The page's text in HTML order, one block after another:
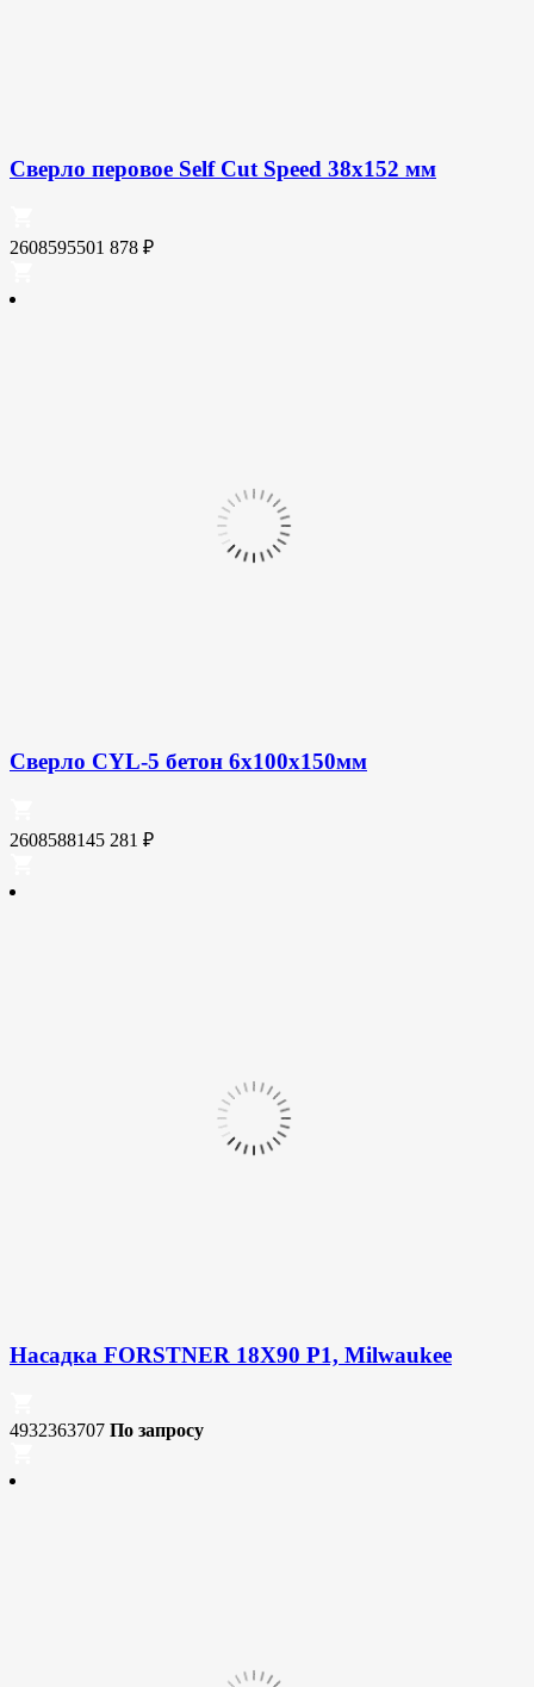
Сверло перовое Self Cut Speed 38х152 мм
2608595501 878 ₽
Сверло CYL-5 бетон 6x100x150мм
2608588145 281 ₽
Насадка FORSTNER 18X90 P1, Milwaukee
4932363707 По запросу